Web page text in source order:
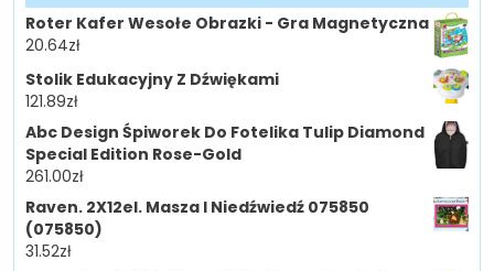
Roter Kafer Wesołe Obrazki - Gra Magnetyczna
20.64zł
Stolik Edukacyjny Z Dźwiękami
121.89zł
Abc Design Śpiworek Do Fotelika Tulip Diamond
Special Edition Rose-Gold
261.00zł
Raven. 2X12el. Masza I Niedźwiedź 075850
(075850)
31.52zł